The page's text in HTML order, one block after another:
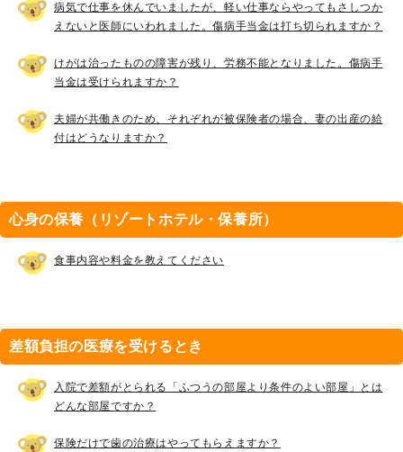
病気で仕事を休んでいましたが、軽い仕事ならやってもさしつか
えないと医師にいわれました。傷病手当金は打ち切られますか？
けがは治ったものの障害が残り、労務不能となりました。傷病手
当金は受けられますか？
夫婦が共働きのため、それぞれが被保険者の場合、妻の出産の給
付はどうなりますか？
心身の保養（リゾートホテル・保養所）
食事内容や料金を教えてください
差額負担の医療を受けるとき
入院で差額がとられる「ふつうの部屋より条件のよい部屋」とは
どんな部屋ですか？
保険だけで歯の治療はやってもらえますか？